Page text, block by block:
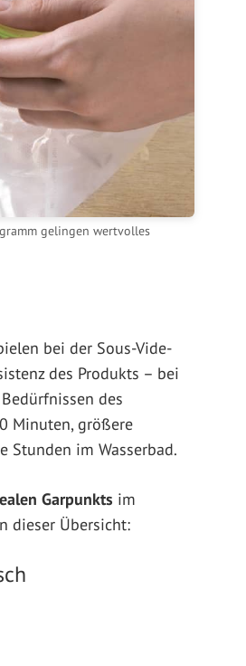
gelingen wertvolles
bei der Sous-Vide-
des Produkts – bei
des
Minuten, größere
Stunden im Wasserbad.
Garpunkts im
dieser Übersicht: